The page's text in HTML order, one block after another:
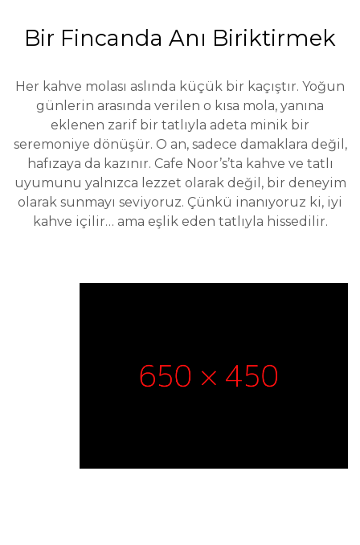
Bir Fincanda Anı Biriktirmek
Her kahve molası aslında küçük bir kaçıştır. Yoğun
günlerin arasında verilen o kısa mola, yanına
eklenen zarif bir tatlıyla adeta minik bir
seremoniye dönüşür. O an, sadece damaklara değil,
hafızaya da kazınır. Cafe Noor’s’ta kahve ve tatlı
uyumunu yalnızca lezzet olarak değil, bir deneyim
olarak sunmayı seviyoruz. Çünkü inanıyoruz ki, iyi
kahve içilir… ama eşlik eden tatlıyla hissedilir.